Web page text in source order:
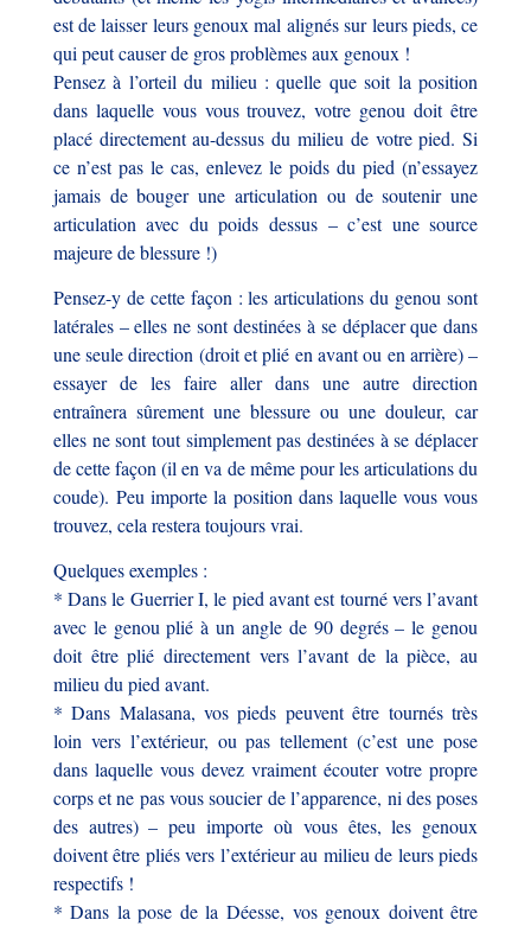
est de laisser leurs genoux mal alignés sur leurs pieds, ce
qui peut causer de gros problèmes aux genoux !
Pensez à l’orteil du milieu : quelle que soit la position
dans laquelle vous vous trouvez, votre genou doit être
placé directement au-dessus du milieu de votre pied. Si
ce n’est pas le cas, enlevez le poids du pied (n’essayez
jamais de bouger une articulation ou de soutenir une
articulation avec du poids dessus – c’est une source
majeure de blessure !)
Pensez-y de cette façon : les articulations du genou sont
latérales – elles ne sont destinées à se déplacer que dans
une seule direction (droit et plié en avant ou en arrière) –
essayer de les faire aller dans une autre direction
entraînera sûrement une blessure ou une douleur, car
elles ne sont tout simplement pas destinées à se déplacer
de cette façon (il en va de même pour les articulations du
coude). Peu importe la position dans laquelle vous vous
trouvez, cela restera toujours vrai.
Quelques exemples :
* Dans le Guerrier I, le pied avant est tourné vers l’avant
avec le genou plié à un angle de 90 degrés – le genou
doit être plié directement vers l’avant de la pièce, au
milieu du pied avant.
* Dans Malasana, vos pieds peuvent être tournés très
loin vers l’extérieur, ou pas tellement (c’est une pose
dans laquelle vous devez vraiment écouter votre propre
corps et ne pas vous soucier de l’apparence, ni des poses
des autres) – peu importe où vous êtes, les genoux
doivent être pliés vers l’extérieur au milieu de leurs pieds
respectifs !
* Dans la pose de la Déesse, vos genoux doivent être